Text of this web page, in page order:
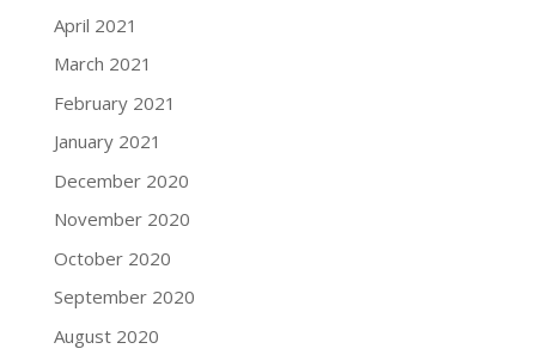
April 2021
March 2021
February 2021
January 2021
December 2020
November 2020
October 2020
September 2020
August 2020